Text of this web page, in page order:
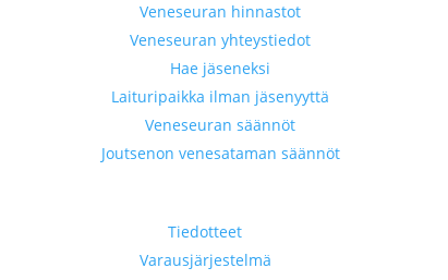
Veneseuran hinnastot
Veneseuran yhteystiedot
Hae jäseneksi
Laituripaikka ilman jäsenyyttä
Veneseuran säännöt
Joutsenon venesataman säännöt
Tiedotteet
Varausjärjestelmä